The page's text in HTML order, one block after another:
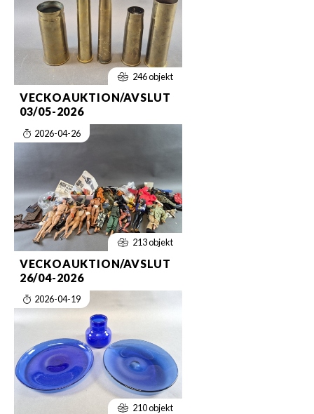
246 objekt
VECKOAUKTION/AVSLUT
03/05-2026
2026-04-26
213 objekt
VECKOAUKTION/AVSLUT
26/04-2026
2026-04-19
210 objekt